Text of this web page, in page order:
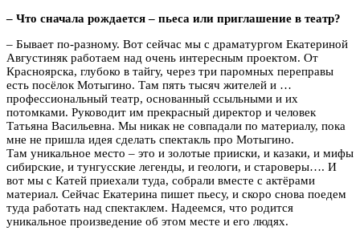
– Что сначала рождается – пьеса или приглашение в театр?
– Бывает по-разному. Вот сейчас мы с драматургом Екатериной
Августиняк работаем над очень интересным проектом. От
Красноярска, глубоко в тайгу, через три паромных переправы
есть посёлок Мотыгино. Там пять тысяч жителей и …
профессиональный театр, основанный ссыльными и их
потомками. Руководит им прекрасный директор и человек
Татьяна Васильевна. Мы никак не совпадали по материалу, пока
мне не пришла идея сделать спектакль про Мотыгино.
Там уникальное место – это и золотые прииски, и казаки, и мифы
сибирские, и тунгусские легенды, и геологи, и староверы…. И
вот мы с Катей приехали туда, собрали вместе с актёрами
материал. Сейчас Екатерина пишет пьесу, и скоро снова поедем
туда работать над спектаклем. Надеемся, что родится
уникальное произведение об этом месте и его людях.